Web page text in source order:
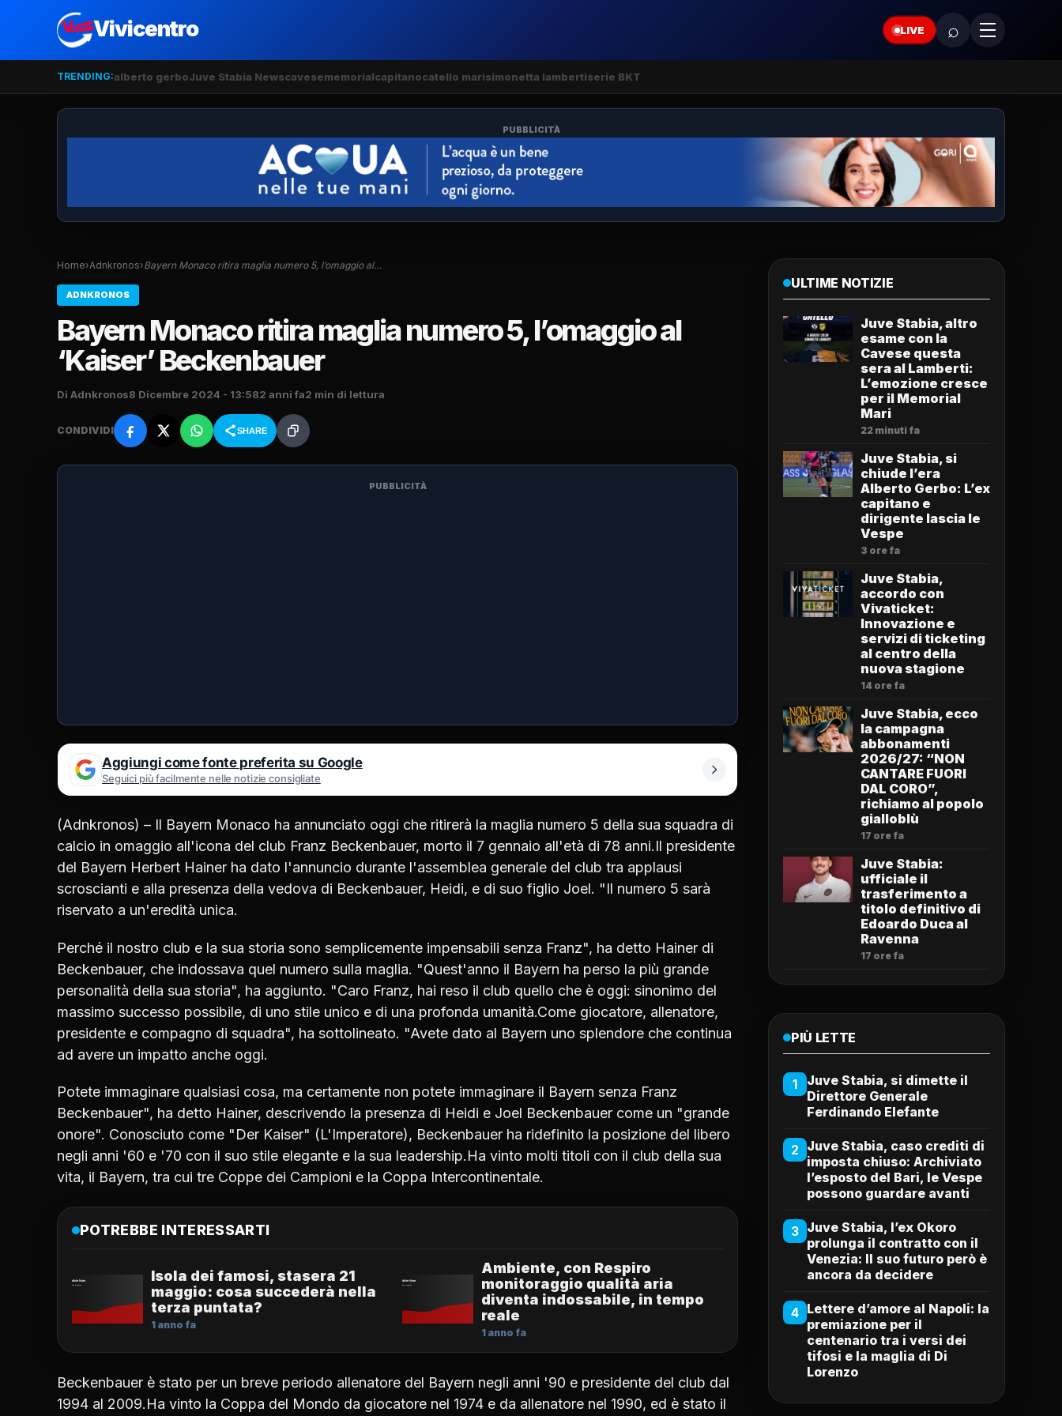
Vivicentro LIVE ⌕
TRENDING:alberto gerboJuve Stabia Newscavesememorialcapitanocatello marisimonetta lambertiserie BKT
PUBBLICITÀ
Home›Adnkronos›Bayern Monaco ritira maglia numero 5, l’omaggio al…
ADNKRONOS
Bayern Monaco ritira maglia numero 5, l’omaggio al
‘Kaiser’ Beckenbauer
Di Adnkronos8 Dicembre 2024 - 13:582 anni fa2 min di lettura
CONDIVIDI SHARE
PUBBLICITÀ
Aggiungi come fonte preferita su Google
Seguici più facilmente nelle notizie consigliate
(Adnkronos) – Il Bayern Monaco ha annunciato oggi che ritirerà la maglia numero 5 della sua squadra di
calcio in omaggio all'icona del club Franz Beckenbauer, morto il 7 gennaio all'età di 78 anni.Il presidente
del Bayern Herbert Hainer ha dato l'annuncio durante l'assemblea generale del club tra applausi
scroscianti e alla presenza della vedova di Beckenbauer, Heidi, e di suo figlio Joel. "Il numero 5 sarà
riservato a un'eredità unica.
Perché il nostro club e la sua storia sono semplicemente impensabili senza Franz", ha detto Hainer di
Beckenbauer, che indossava quel numero sulla maglia. "Quest'anno il Bayern ha perso la più grande
personalità della sua storia", ha aggiunto. "Caro Franz, hai reso il club quello che è oggi: sinonimo del
massimo successo possibile, di uno stile unico e di una profonda umanità.Come giocatore, allenatore,
presidente e compagno di squadra", ha sottolineato. "Avete dato al Bayern uno splendore che continua
ad avere un impatto anche oggi.
Potete immaginare qualsiasi cosa, ma certamente non potete immaginare il Bayern senza Franz
Beckenbauer", ha detto Hainer, descrivendo la presenza di Heidi e Joel Beckenbauer come un "grande
onore". Conosciuto come "Der Kaiser" (L'Imperatore), Beckenbauer ha ridefinito la posizione del libero
negli anni '60 e '70 con il suo stile elegante e la sua leadership.Ha vinto molti titoli con il club della sua
vita, il Bayern, tra cui tre Coppe dei Campioni e la Coppa Intercontinentale.
POTREBBE INTERESSARTI
Isola dei famosi, stasera 21
maggio: cosa succederà nella
terza puntata?
1 anno fa
Ambiente, con Respiro
monitoraggio qualità aria
diventa indossabile, in tempo
reale
1 anno fa
Beckenbauer è stato per un breve periodo allenatore del Bayern negli anni '90 e presidente del club dal
1994 al 2009.Ha vinto la Coppa del Mondo da giocatore nel 1974 e da allenatore nel 1990, ed è stato il
ULTIME NOTIZIE
Juve Stabia, altro
esame con la
Cavese questa
sera al Lamberti:
L’emozione cresce
per il Memorial
Mari
22 minuti fa
Juve Stabia, si
chiude l’era
Alberto Gerbo: L’ex
capitano e
dirigente lascia le
Vespe
3 ore fa
Juve Stabia,
accordo con
Vivaticket:
Innovazione e
servizi di ticketing
al centro della
nuova stagione
14 ore fa
Juve Stabia, ecco
la campagna
abbonamenti
2026/27: “NON
CANTARE FUORI
DAL CORO”,
richiamo al popolo
gialloblù
17 ore fa
Juve Stabia:
ufficiale il
trasferimento a
titolo definitivo di
Edoardo Duca al
Ravenna
17 ore fa
PIÙ LETTE
1
Juve Stabia, si dimette il
Direttore Generale
Ferdinando Elefante
2 Juve Stabia, caso crediti di
imposta chiuso: Archiviato
l’esposto del Bari, le Vespe
possono guardare avanti
3 Juve Stabia, l’ex Okoro
prolunga il contratto con il
Venezia: Il suo futuro però è
ancora da decidere
4 Lettere d’amore al Napoli: la
premiazione per il
centenario tra i versi dei
tifosi e la maglia di Di
Lorenzo